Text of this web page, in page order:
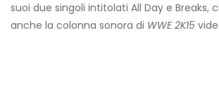
suoi due singoli intitolati All Day e Breaks,
anche la colonna sonora di WWE 2K15